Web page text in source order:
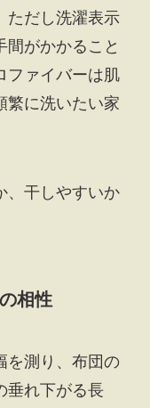
ただし洗濯表示
間がかかること
ファイバーは肌
繁に洗いたい家
、干しやすいか
相性
を測り、布団の
垂れ下がる長